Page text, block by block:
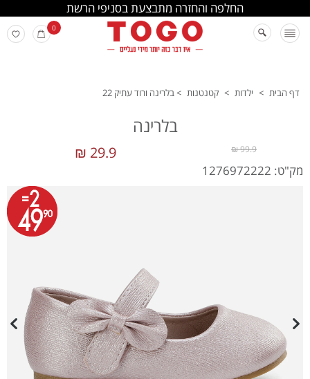
החלפה והחזרה מתבצעת בסניפי הרשת
0
דף הבית > ילדות > קטנטנות >בלרינה ורוד עתיק 22
בלרינה
29.9 ₪ 99.9 ₪
מק"ט: 1276972222